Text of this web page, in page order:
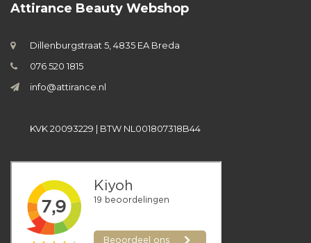
Attirance Beauty Webshop
Dillenburgstraat 5, 4835 EA Breda
076 520 1815
info@attirance.nl
KVK 20093229 | BTW NL001807318B44